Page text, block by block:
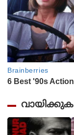
വായിക്കുക